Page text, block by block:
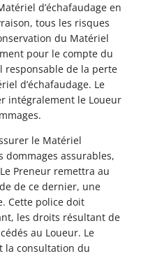
d’échafaudage en
tous les risques
du Matériel
pour le compte du
responsable de la perte
d’échafaudage. Le
intégralement le Loueur
le Matériel
dommages assurables,
Preneur remettra au
de ce dernier, une
Cette police doit
les droits résultant de
au Loueur. Le
la consultation du